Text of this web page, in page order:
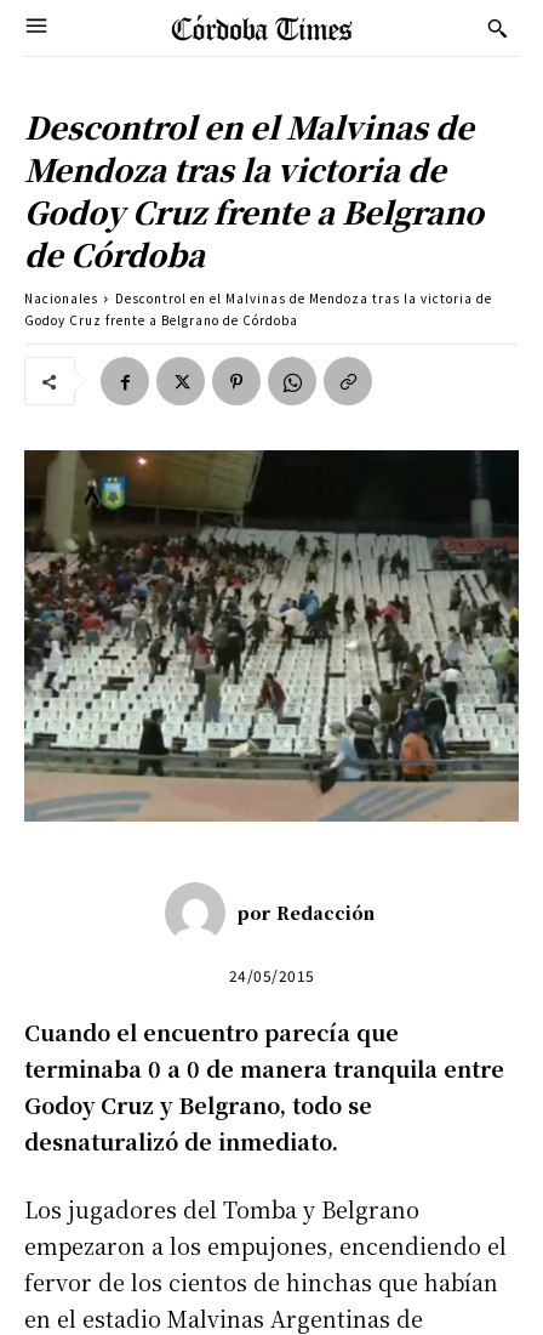
Descontrol en el Malvinas de
Mendoza tras la victoria de
Godoy Cruz frente a Belgrano
de Córdoba
Nacionales
Descontrol en el Malvinas de Mendoza tras la victoria de
Godoy Cruz frente a Belgrano de Córdoba
por Redacción
24/05/2015
Cuando el encuentro parecía que
terminaba 0 a 0 de manera tranquila entre
Godoy Cruz y Belgrano, todo se
desnaturalizó de inmediato.
Los jugadores del Tomba y Belgrano
empezaron a los empujones, encendiendo el
fervor de los cientos de hinchas que habían
en el estadio Malvinas Argentinas de